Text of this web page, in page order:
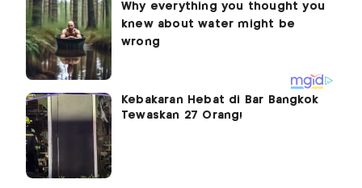
Kebakaran Hebat di Bar Bangkok
Tewaskan 27 Orang!